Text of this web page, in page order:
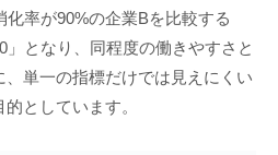
率が90%の企業Bを比較する
」となり、同程度の働きやすさと
単一の指標だけでは見えにくい
としています。